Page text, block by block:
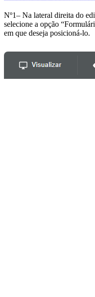
Nº1– Na lateral direita do
selecione a opção
em que deseja posicioná-lo.